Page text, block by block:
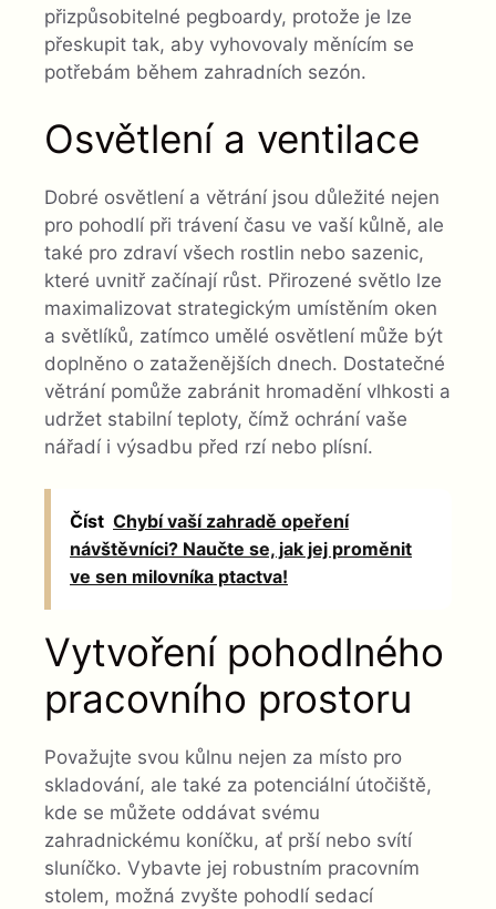
přizpůsobitelné pegboardy, protože je lze
přeskupit tak, aby vyhovovaly měnícím se
potřebám během zahradních sezón.
Osvětlení a ventilace
Dobré osvětlení a větrání jsou důležité nejen
pro pohodlí při trávení času ve vaší kůlně, ale
také pro zdraví všech rostlin nebo sazenic,
které uvnitř začínají růst. Přirozené světlo lze
maximalizovat strategickým umístěním oken
a světlíků, zatímco umělé osvětlení může být
doplněno o zataženějších dnech. Dostatečné
větrání pomůže zabránit hromadění vlhkosti a
udržet stabilní teploty, čímž ochrání vaše
nářadí i výsadbu před rzí nebo plísní.
Číst Chybí vaší zahradě opeření
návštěvníci? Naučte se, jak jej proměnit
ve sen milovníka ptactva!
Vytvoření pohodlného
pracovního prostoru
Považujte svou kůlnu nejen za místo pro
skladování, ale také za potenciální útočiště,
kde se můžete oddávat svému
zahradnickému koníčku, ať prší nebo svítí
sluníčko. Vybavte jej robustním pracovním
stolem, možná zvyšte pohodlí sedací